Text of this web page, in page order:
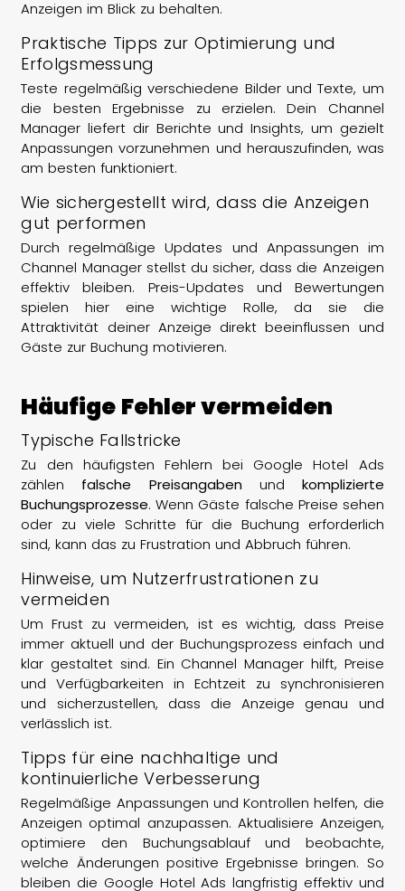
Anzeigen im Blick zu behalten.
Praktische Tipps zur Optimierung und
Erfolgsmessung
Teste regelmäßig verschiedene Bilder und Texte, um
die besten Ergebnisse zu erzielen. Dein Channel
Manager liefert dir Berichte und Insights, um gezielt
Anpassungen vorzunehmen und herauszufinden, was
am besten funktioniert.
Wie sichergestellt wird, dass die Anzeigen
gut performen
Durch regelmäßige Updates und Anpassungen im
Channel Manager stellst du sicher, dass die Anzeigen
effektiv bleiben. Preis-Updates und Bewertungen
spielen hier eine wichtige Rolle, da sie die
Attraktivität deiner Anzeige direkt beeinflussen und
Gäste zur Buchung motivieren.
Häufige Fehler vermeiden
Typische Fallstricke
Zu den häufigsten Fehlern bei Google Hotel Ads
zählen falsche Preisangabenund komplizierte
Buchungsprozesse. Wenn Gäste falsche Preise sehen
oder zu viele Schritte für die Buchung erforderlich
sind, kann das zu Frustration und Abbruch führen.
Hinweise, um Nutzerfrustrationen zu
vermeiden
Um Frust zu vermeiden, ist es wichtig, dass Preise
immer aktuell und der Buchungsprozess einfach und
klar gestaltet sind. Ein Channel Manager hilft, Preise
und Verfügbarkeiten in Echtzeit zu synchronisieren
und sicherzustellen, dass die Anzeige genau und
verlässlich ist.
Tipps für eine nachhaltige und
kontinuierliche Verbesserung
Regelmäßige Anpassungen und Kontrollen helfen, die
Anzeigen optimal anzupassen. Aktualisiere Anzeigen,
optimiere den Buchungsablauf und beobachte,
welche Änderungen positive Ergebnisse bringen. So
bleiben die Google Hotel Ads langfristig effektiv und